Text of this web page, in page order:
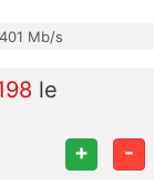
401 Mb/s
le
+ -